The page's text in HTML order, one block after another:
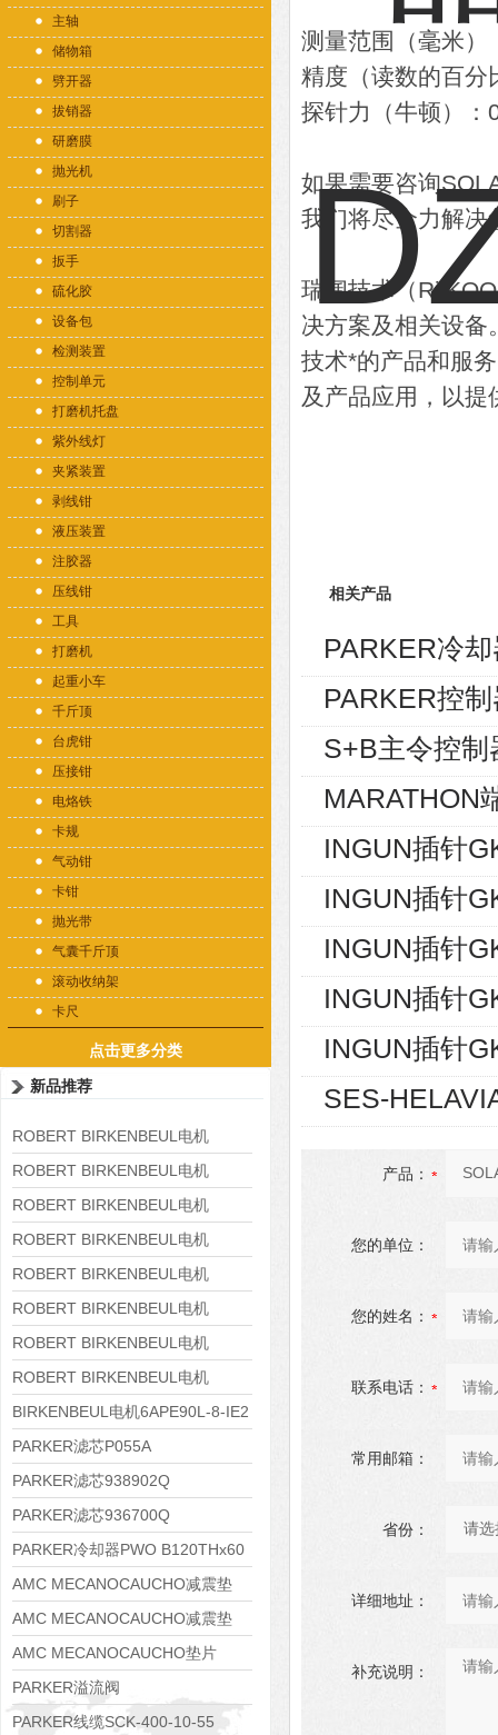
主轴
储物箱
劈开器
拔销器
研磨膜
抛光机
刷子
切割器
扳手
硫化胶
设备包
检测装置
控制单元
打磨机托盘
紫外线灯
夹紧装置
剥线钳
液压装置
注胶器
压线钳
工具
打磨机
起重小车
千斤顶
台虎钳
压接钳
电烙铁
卡规
气动钳
卡钳
抛光带
气囊千斤顶
滚动收纳架
卡尺
点击更多分类
新品推荐
ROBERT BIRKENBEUL电机
8APE225M-4-IE3
ROBERT BIRKENBEUL电机
8APE180L-4 IE3
ROBERT BIRKENBEUL电机
8APE160M-6 IE3
ROBERT BIRKENBEUL电机
8APE160L-4-IE3
ROBERT BIRKENBEUL电机
8APE112M-6K-IE3
ROBERT BIRKENBEUL电机
8APE100L-2 IE3
ROBERT BIRKENBEUL电机
8APE90S-4 IE3
ROBERT BIRKENBEUL电机
8APE80M-2K-IE3
BIRKENBEUL电机6APE90L-8-IE2
PARKER滤芯P055A
PARKER滤芯938902Q
PARKER滤芯936700Q
PARKER冷却器PWO B120THx60
AMC MECANOCAUCHO减震垫
138552
AMC MECANOCAUCHO减震垫
138551
AMC MECANOCAUCHO垫片
608074
PARKER溢流阀
RE06M35W2N1KWXG087
PARKER线缆SCK-400-10-55
测量范围（毫米）
精度（读数的百分
探针力（牛顿）：
如果需要咨询
我们将尽全力解决
瑞阔技术（
决方案及相关设备
技术*的产品和服
及产品应用，以提
相关产品
PARKER冷
PARKER控
S+B主令控
MARATHON
INGUN插针
INGUN插针
INGUN插针
INGUN插针
INGUN插针
SES-
产品：
您的单位：
您的姓名：
联系电话：
常用邮箱：
省份：
详细地址：
补充说明：